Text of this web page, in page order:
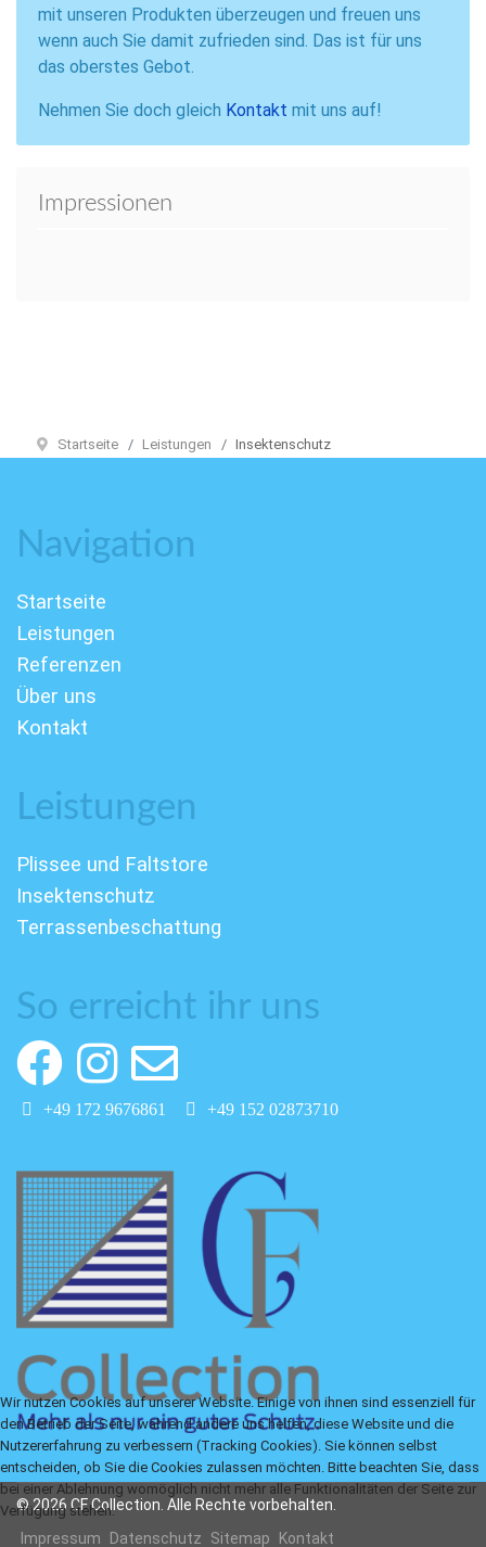
mit unseren Produkten überzeugen und freuen uns
wenn auch Sie damit zufrieden sind. Das ist für uns
das oberstes Gebot.
Nehmen Sie doch gleich Kontakt mit uns auf!
Impressionen
Startseite Leistungen Insektenschutz
Navigation
Startseite
Leistungen
Referenzen
Über uns
Kontakt
Leistungen
Plissee und Faltstore
Insektenschutz
Terrassenbeschattung
So erreicht ihr uns
+49 172 9676861 +49 152 02873710
© 2026 CF Collection. Alle Rechte vorbehalten.
Impressum
Datenschutz Sitemap Kontakt
Wir nutzen Cookies auf unserer Website. Einige von ihnen sind essenziell für
den Betrieb der Seite, während andere uns helfen, diese Website und die
Nutzererfahrung zu verbessern (Tracking Cookies). Sie können selbst
entscheiden, ob Sie die Cookies zulassen möchten. Bitte beachten Sie, dass
bei einer Ablehnung womöglich nicht mehr alle Funktionalitäten der Seite zur
Verfügung stehen.